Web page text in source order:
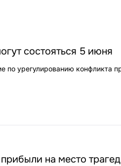
состояться 5 июня
урегулированию конфликта
на место